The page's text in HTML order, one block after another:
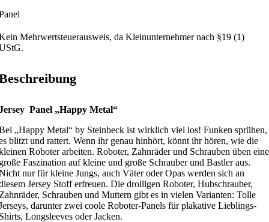
Mehrwertsteuerausweis, da Kleinunternehmer nach §19 (1)
Panel „Happy Metal“
„Happy Metal“ by Steinbeck ist wirklich viel los! Funken sprühen,
blitzt und rattert. Wenn ihr genau hinhört, könnt ihr hören, wie die
Roboter arbeiten. Roboter, Zahnräder und Schrauben üben eine
Faszination auf kleine und große Schrauber und Bastler aus.
nur für kleine Jungs, auch Väter oder Opas werden sich an
Jersey Stoff erfreuen. Die drolligen Roboter, Hubschrauber,
Schrauben und Muttern gibt es in vielen Varianten: Tolle
darunter zwei coole Roboter-Panels für plakative Lieblings-
Longsleeves oder Jacken.